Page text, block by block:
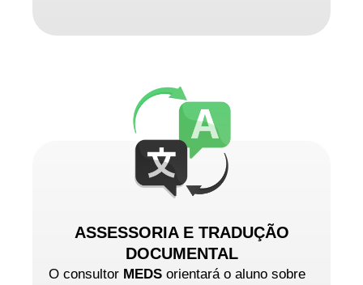
ASSESSORIA E TRADUÇÃO
DOCUMENTAL
O consultor MEDS orientará o aluno sobre